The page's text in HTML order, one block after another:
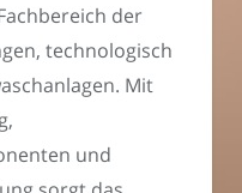
der
technologisch
Mit
und